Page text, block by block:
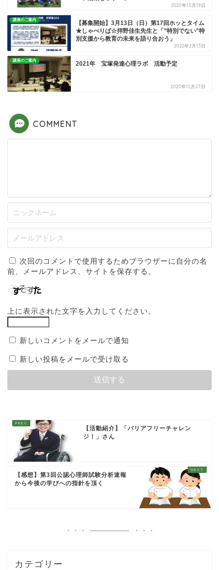
2020年10月18日
講座のご案内
【募集開始】3月13日（日）第17回ホッとタイム
★しゃべりば☆拝野佳生先生と「”特別でない”特
別支援から教育の未来を語り合おう」
2022年2月13日
講座のご案内 2021年 宝塚発達心理ラボ 活動予定
2020年12月27日
COMMENT
次回のコメントで使用するためブラウザーに自分の名
前、メールアドレス、サイトを保存する。
上に表示された文字を入力してください。
新しいコメントをメールで通知
新しい投稿をメールで受け取る
【活動紹介】「バリアフリーチャレン
ジ！」さん
【感想】第3回公認心理師試験分析速報
から今後の学びへの指針を頂く
カテゴリー